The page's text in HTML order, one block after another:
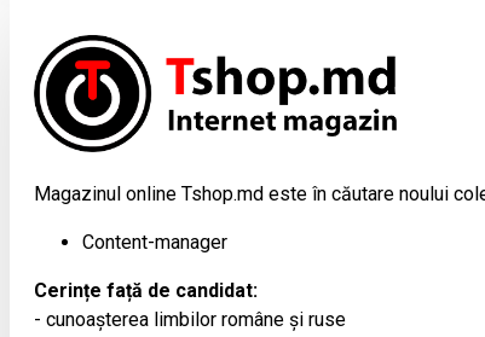
Magazinul online Tshop.md este în căutare noului
Content-manager
Cerințe față de candidat:
- cunoașterea limbilor române și ruse